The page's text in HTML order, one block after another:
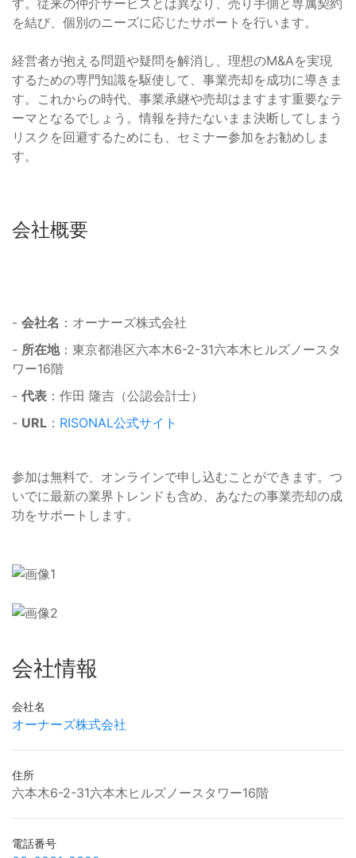
す。従来の仲介サービスとは異なり、売り手側と専属契約
を結び、個別のニーズに応じたサポートを行います。
経営者が抱える問題や疑問を解消し、理想のM&Aを実現
するための専門知識を駆使して、事業売却を成功に導きま
す。これからの時代、事業承継や売却はますます重要なテ
ーマとなるでしょう。情報を持たないまま決断してしまう
リスクを回避するためにも、セミナー参加をお勧めしま
す。
会社概要
- 会社名 ：オーナーズ株式会社
- 所在地：東京都港区六本木6-2-31六本木ヒルズノースタ
ワー16階
- 代表 ：作田 隆吉（公認会計士）
- URL ： RISONAL公式サイト
参加は無料で、オンラインで申し込むことができます。つ
いでに最新の業界トレンドも含め、あなたの事業売却の成
功をサポートします。
会社情報
会社名
オーナーズ株式会社
住所
六本木6-2-31六本木ヒルズノースタワー16階
電話番号